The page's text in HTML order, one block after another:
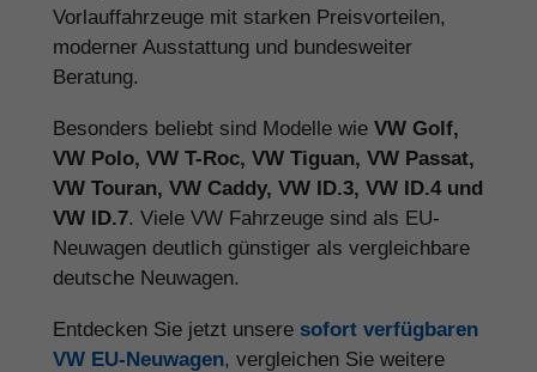
Vorlauffahrzeuge mit starken Preisvorteilen,
moderner Ausstattung und bundesweiter
Beratung.
Besonders beliebt sind Modelle wie VW Golf,
VW Polo, VW T-Roc, VW Tiguan, VW Passat,
VW Touran, VW Caddy, VW ID.3, VW ID.4 und
VW ID.7. Viele VW Fahrzeuge sind als EU-
Neuwagen deutlich günstiger als vergleichbare
deutsche Neuwagen.
Entdecken Sie jetzt unsere sofort verfügbaren
VW EU-Neuwagen, vergleichen Sie weitere